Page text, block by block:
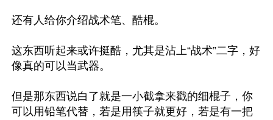
还有人给你介绍战术笔、酷棍。
这东西听起来或许挺酷，尤其是沾上“战术”二字，好
像真的可以当武器。
但是那东西说白了就是一小截拿来戳的细棍子，你
可以用铅笔代替，若是用筷子就更好，若是有一把